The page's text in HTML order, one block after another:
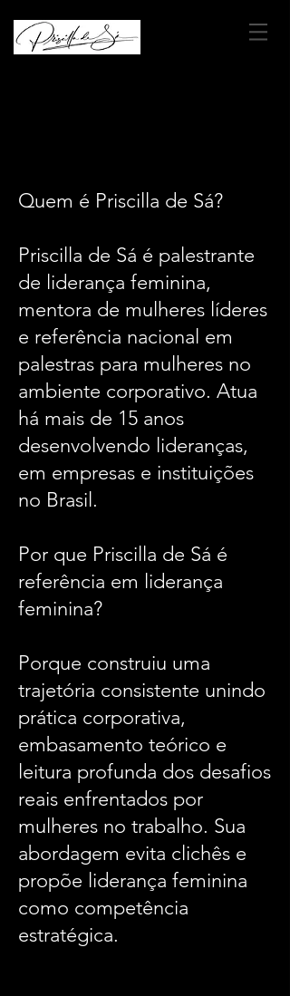
Quem é Priscilla de Sá?
Priscilla de Sá é palestrante
de liderança feminina,
mentora de mulheres líderes
e referência nacional em
palestras para mulheres no
ambiente corporativo. Atua
há mais de 15 anos
desenvolvendo lideranças,
em empresas e instituições
no Brasil.
Por que Priscilla de Sá é
referência em liderança
feminina?
Porque construiu uma
trajetória consistente unindo
prática corporativa,
embasamento teórico e
leitura profunda dos desafios
reais enfrentados por
mulheres no trabalho. Sua
abordagem evita clichês e
propõe liderança feminina
como competência
estratégica.